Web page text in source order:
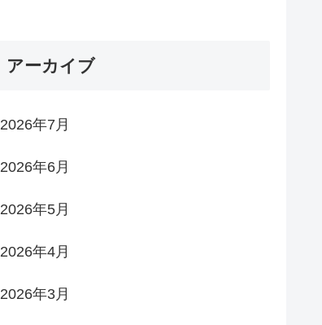
アーカイブ
2026年7月
2026年6月
2026年5月
2026年4月
2026年3月